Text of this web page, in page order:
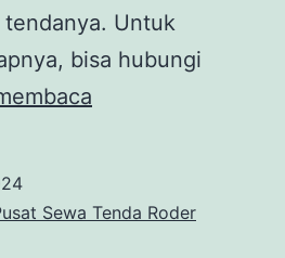
Untuk
bisa hubungi
RODER
Sewa Tenda Roder